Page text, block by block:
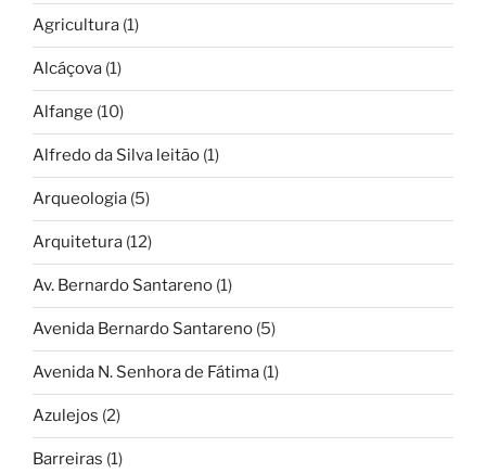
Agricultura (1)
Alcáçova (1)
Alfange (10)
Alfredo da Silva leitão (1)
Arqueologia (5)
Arquitetura (12)
Av. Bernardo Santareno (1)
Avenida Bernardo Santareno (5)
Avenida N. Senhora de Fátima (1)
Azulejos (2)
Barreiras (1)